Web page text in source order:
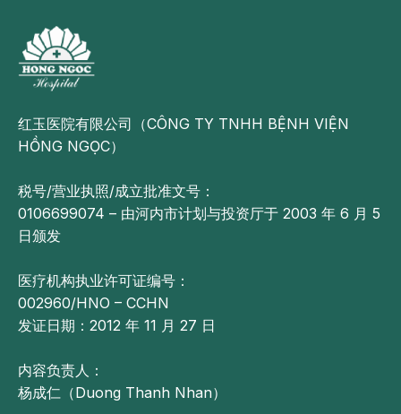
红玉医院有限公司（CÔNG TY TNHH BỆNH VIỆN
HỒNG NGỌC）
税号/营业执照/成立批准文号：
0106699074 – 由河内市计划与投资厅于 2003 年 6 月 5
日颁发
医疗机构执业许可证编号：
002960/HNO – CCHN
发证日期：2012 年 11 月 27 日
内容负责人：
杨成仁（Duong Thanh Nhan）